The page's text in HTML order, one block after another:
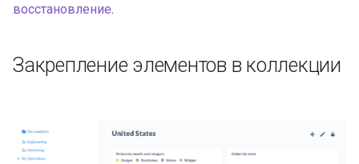
восстановление.
Закрепление элементов в коллекции